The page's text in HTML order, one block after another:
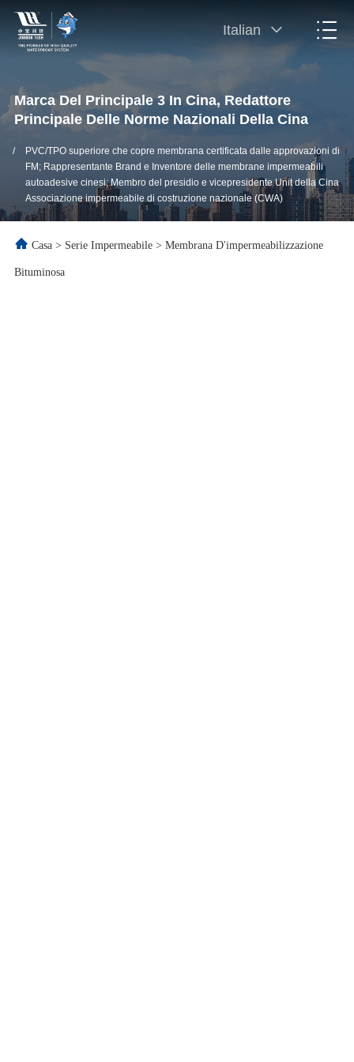
Italian
Marca Del Principale 3 In Cina, Redattore
Principale Delle Norme Nazionali Della Cina
/
PVC/TPO superiore che copre membrana certificata dalle approvazioni di
FM; Rappresentante Brand e Inventore delle membrane impermeabili
autoadesive cinesi; Membro del presidio e vicepresidente Unit della Cina
Associazione impermeabile di costruzione nazionale (CWA)
Casa > Serie Impermeabile > Membrana D'impermeabilizzazione
Bituminosa